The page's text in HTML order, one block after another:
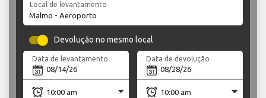
Local de levantamento
Devolução no mesmo local
Data de levantamento Data de devolução